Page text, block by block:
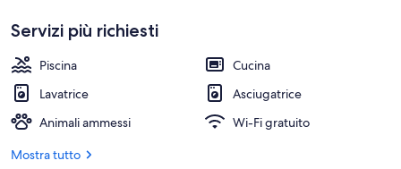
Piscina coperta, lettini
Servizi più richiesti
Piscina
Cucina
Lavatrice
Asciugatrice
Animali ammessi
Wi-Fi gratuito
Mostra tutto